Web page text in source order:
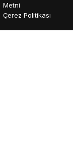
Metni
Çerez Politikası